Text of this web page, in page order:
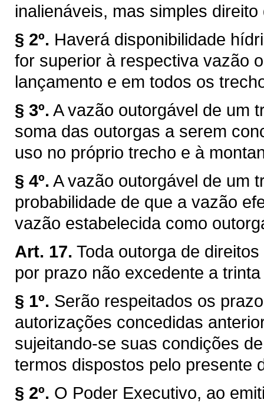
inalienáveis, mas simples direito
§ 2º. Haverá disponibilidade
for superior à respectiva vazão
lançamento e em todos os
§ 3º. A vazão outorgável de um
soma das outorgas a serem
uso no próprio trecho e à
§ 4º. A vazão outorgável de um
probabilidade de que a vazão
vazão estabelecida como
Art. 17. Toda outorga de
por prazo não excedente a
§ 1º. Serão respeitados os
autorizações concedidas
sujeitando-se suas condições
termos dispostos pelo presente
§ 2º. O Poder Executivo, ao